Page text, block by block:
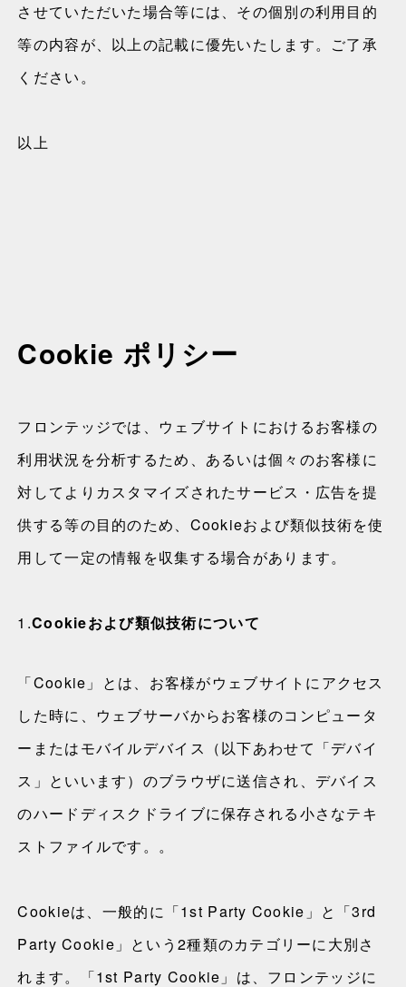
させていただいた場合等には、その個別の利用目的
等の内容が、以上の記載に優先いたします。ご了承
ください。
以上
Cookie ポリシー
フロンテッジでは、ウェブサイトにおけるお客様の
利用状況を分析するため、あるいは個々のお客様に
対してよりカスタマイズされたサービス・広告を提
供する等の目的のため、Cookieおよび類似技術を使
用して一定の情報を収集する場合があります。
1.Cookieおよび類似技術について
「Cookie」とは、お客様がウェブサイトにアクセス
した時に、ウェブサーバからお客様のコンピュータ
ーまたはモバイルデバイス（以下あわせて「デバイ
ス」といいます）のブラウザに送信され、デバイス
のハードディスクドライブに保存される小さなテキ
ストファイルです。。
Cookieは、一般的に「1st Party Cookie」と「3rd
Party Cookie」という2種類のカテゴリーに大別さ
れます。「1st Party Cookie」は、フロンテッジに